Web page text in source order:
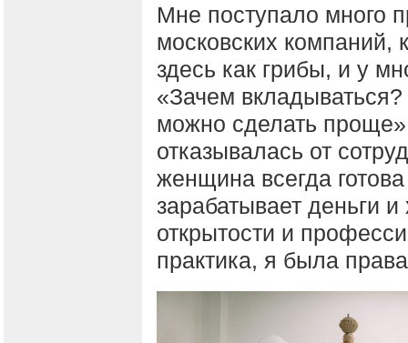
Мне поступало много
московских компаний,
здесь как грибы, и у
«Зачем
можно сделать
отказывалась от
женщина всегда
зарабатывает деньги
открытости и
практика, я была